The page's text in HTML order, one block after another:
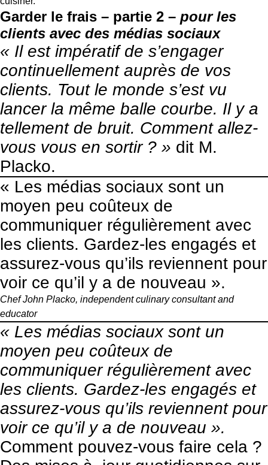
Garder le frais – partie 2 – pour les
clients avec des médias sociaux
« Il est impératif de s’engager
continuellement auprès de vos
clients. Tout le monde s’est vu
lancer la même balle courbe. Il y a
tellement de bruit. Comment allez-
vous vous en sortir ? » dit M.
Placko.
« Les médias sociaux sont un
moyen peu coûteux de
communiquer régulièrement avec
les clients. Gardez-les engagés et
assurez-vous qu’ils reviennent pour
voir ce qu’il y a de nouveau ».
Chef John Placko, independent culinary consultant and
educator
« Les médias sociaux sont un
moyen peu coûteux de
communiquer régulièrement avec
les clients. Gardez-les engagés et
assurez-vous qu’ils reviennent pour
voir ce qu’il y a de nouveau ».
Comment pouvez-vous faire cela ?